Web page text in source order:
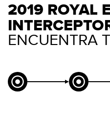
2019 ROYAL
ENCUENTRA